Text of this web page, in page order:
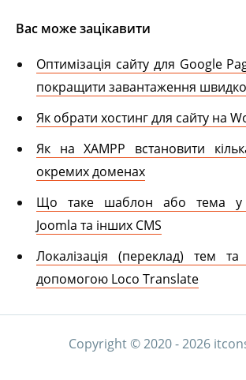
Вас може зацікавити
Оптимізація сайту для Google
покращити завантаження
Як обрати хостинг для сайту на
Як на XAMPP встановити
окремих доменах
Що таке шаблон або тема у
Joomla та інших CMS
Локалізація (переклад) тем та
допомогою Loco Translate
Copyright © 2020 - 2026